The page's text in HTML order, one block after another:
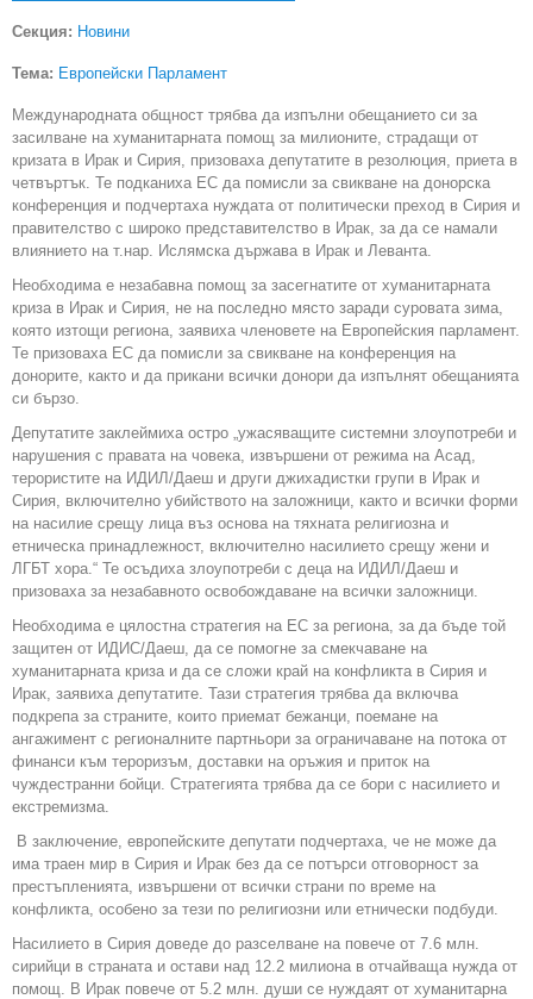
Секция: Новини
Тема: Европейски Парламент
Международната общност трябва да изпълни обещанието си за
засилване на хуманитарната помощ за милионите, страдащи от
кризата в Ирак и Сирия, призоваха депутатите в резолюция, приета в
четвъртък. Те подканиха ЕС да помисли за свикване на донорска
конференция и подчертаха нуждата от политически преход в Сирия и
правителство с широко представителство в Ирак, за да се намали
влиянието на т.нар. Ислямска държава в Ирак и Леванта.
Необходима е незабавна помощ за засегнатите от хуманитарната
криза в Ирак и Сирия, не на последно място заради суровата зима,
която изтощи региона, заявиха членовете на Европейския парламент.
Те призоваха ЕС да помисли за свикване на конференция на
донорите, както и да прикани всички донори да изпълнят обещанията
си бързо.
Депутатите заклеймиха остро „ужасяващите системни злоупотреби и
нарушения с правата на човека, извършени от режима на Асад,
терористите на ИДИЛ/Даеш и други джихадистки групи в Ирак и
Сирия, включително убийството на заложници, както и всички форми
на насилие срещу лица въз основа на тяхната религиозна и
етническа принадлежност, включително насилието срещу жени и
ЛГБТ хора.“ Те осъдиха злоупотреби с деца на ИДИЛ/Даеш и
призоваха за незабавното освобождаване на всички заложници.
Необходима е цялостна стратегия на ЕС за региона, за да бъде той
защитен от ИДИС/Даеш, да се помогне за смекчаване на
хуманитарната криза и да се сложи край на конфликта в Сирия и
Ирак, заявиха депутатите. Тази стратегия трябва да включва
подкрепа за страните, които приемат бежанци, поемане на
ангажимент с регионалните партньори за ограничаване на потока от
финанси към тероризъм, доставки на оръжия и приток на
чуждестранни бойци. Стратегията трябва да се бори с насилието и
екстремизма.
В заключение, европейските депутати подчертаха, че не може да
има траен мир в Сирия и Ирак без да се потърси отговорност за
престъпленията, извършени от всички страни по време на
конфликта, особено за тези по религиозни или етнически подбуди.
Насилието в Сирия доведе до разселване на повече от 7.6 млн.
сирийци в страната и остави над 12.2 милиона в отчайваща нужда от
помощ. В Ирак повече от 5.2 млн. души се нуждаят от хуманитарна